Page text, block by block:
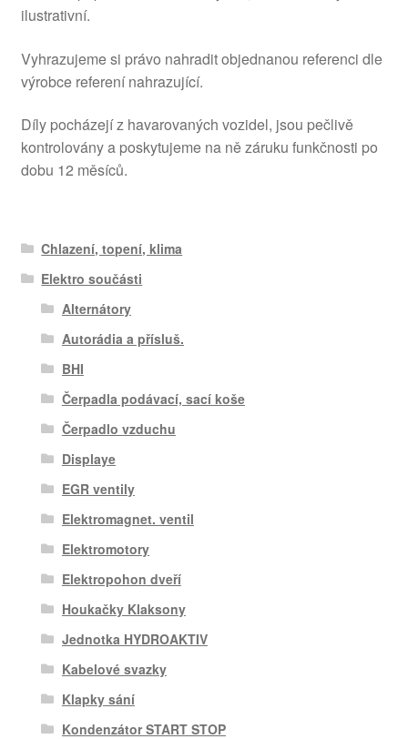
ilustrativní.
Vyhrazujeme si právo nahradit objednanou referenci dle
výrobce referení nahrazující.
Díly pocházejí z havarovaných vozidel, jsou pečlivě
kontrolovány a poskytujeme na ně záruku funkčnosti po
dobu 12 měsíců.
Chlazení, topení, klima
Elektro součásti
Alternátory
Autorádia a přísluš.
BHI
Čerpadla podávací, sací koše
Čerpadlo vzduchu
Displaye
EGR ventily
Elektromagnet. ventil
Elektromotory
Elektropohon dveří
Houkačky Klaksony
Jednotka HYDROAKTIV
Kabelové svazky
Klapky sání
Kondenzátor START STOP